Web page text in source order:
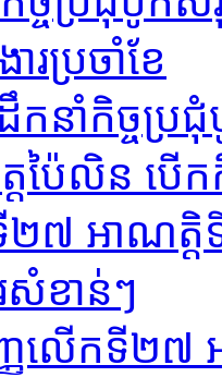
នាំកិច្ចប្រជុំ
ញលើកទី២៧